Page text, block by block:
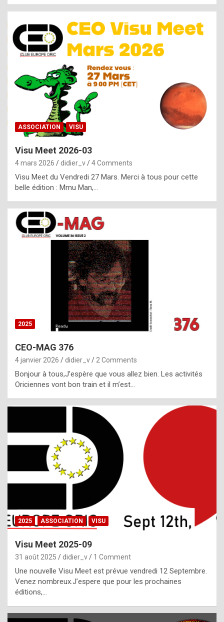
u
i
n
e
R
o
p
l
c
h
i
s
t
o
r
p
e
c
i
l
,
g
h
t
f
ASSOCIATION VISU
Visu Meet 2026-03
4 mars 2026 didier_v 4 Comments
Visu Meet du Vendredi 27 Mars. Merci à tous pour cette
belle édition : Mmu Man,…
2025
CEO-MAG 376
4 janvier 2026 didier_v 2 Comments
Bonjour à tous,J’espère que vous allez bien. Les activités
Oriciennes vont bon train et il m’est…
2025 ASSOCIATION VISU
Visu Meet 2025-09
31 août 2025 didier_v 1 Comment
Une nouvelle Visu Meet est prévue vendredi 12 Septembre.
Venez nombreux.J’espere que pour les prochaines
éditions,…